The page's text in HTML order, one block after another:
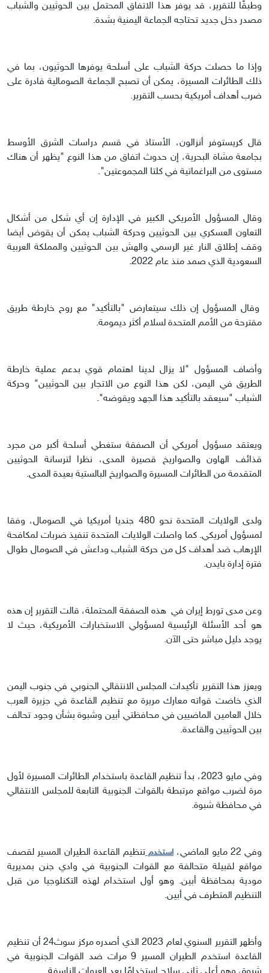
وطبقًا للتقرير، قد يوفر هذا الاتفاق المحتمل بين الحوثيين والشباب
مصدر دخل جديد تحتاجه الجماعة اليمنية بشدة.
وإذا ما حصلت حركة الشباب على أسلحة يوفرها الحوثيون، بما في
ذلك الطائرات المسيرة، يمكن أن تصبح الجماعة الصومالية قادرة على
ضرب أهداف أمريكية بحسب التقرير.
قال كريستوفر أنزالون، الأستاذ في قسم دراسات الشرق الأوسط
بجامعة مشاة البحرية، إن حدوث اتفاق من هذا النوع "يظهر أن هناك
مستوى من البراغماتية في كلتا المجموعتين".
وقال المسؤول الأمريكي الكبير في الإدارة إن أي شكل من أشكال
التعاون العسكري بين الحوثيين وحركة الشباب يمكن أن يقوض أيضا
وقف إطلاق النار غير الرسمي والهش بين الحوثيين والمملكة العربية
السعودية الذي صمد منذ عام 2022.
وقال المسؤول إن ذلك سيتعارض "بالتأكيد" مع روح خارطة طريق
مقترحة من الأمم المتحدة لسلام أكثر ديمومة.
وأضاف المسؤول "لا يزال لدينا اهتمام قوي بدعم عملية خارطة
الطريق في اليمن، لكن هذا النوع من الاتجار بين الحوثيين" وحركة
الشباب "سيعقد بالتأكيد هذا الجهد ويقوضه".
ويعتقد مسؤول أمريكي أن الصفقة ستغطي أسلحة أكبر من مجرد
قذائف الهاون والصواريخ قصيرة المدى، نظرا لترسانة الحوثيين
المتقدمة من الطائرات المسيرة والصواريخ البالستية بعيدة المدى.
ولدى الولايات المتحدة نحو 480 جنديا أمريكيا في الصومال، وفقا
لمسؤول أمريكي. كما واصلت الولايات المتحدة تنفيذ ضربات لمكافحة
الإرهاب ضد أهداف كل من حركة الشباب وداعش في الصومال طوال
فترة إدارة بايدن.
وعن مدى تورط إيران في هذه الصفقة المحتملة، قالت التقرير إن هذه
هو أحد الأسئلة الرئيسية لمسؤولي الاستخبارات الأمريكية، حيث لا
يوجد دليل مباشر حتى الآن.
ويعزز هذا التقرير تأكيدات المجلس الانتقالي الجنوبي في جنوب اليمن
الذي خاضت قواته معارك مريرة مع تنظيم القاعدة في جزيرة العرب
خلال العامين الماضيين في محافظتي أبين وشبوة بشأن وجود تحالف
بين الحوثيين والقاعدة.
وفي مايو 2023، بدأ تنظيم القاعدة باستخدام الطائرات المسيرة لأول
مرة لضرب مواقع مرتبطة بالقوات الجنوبية التابعة للمجلس الانتقالي
في محافظة شبوة.
وفي 22 مايو الماضي، استخدم تنظيم القاعدة الطيران المسير لقصف
مواقع لقبيلة متحالفة مع القوات الجنوبية في وادي جنن بمديرية
مودية بمحافظة أبين. وهو أول استخدام لهذه التكنلوجيا من قبل
التنظيم المتطرف في أبين.
وأظهر التقرير السنوي لعام 2023 الذي أصدره مركز سوث24 أن تنظيم
القاعدة استخدم الطيران المسير 9 مرات ضد القوات الجنوبية في